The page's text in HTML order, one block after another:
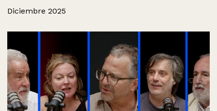
Diciembre 2025